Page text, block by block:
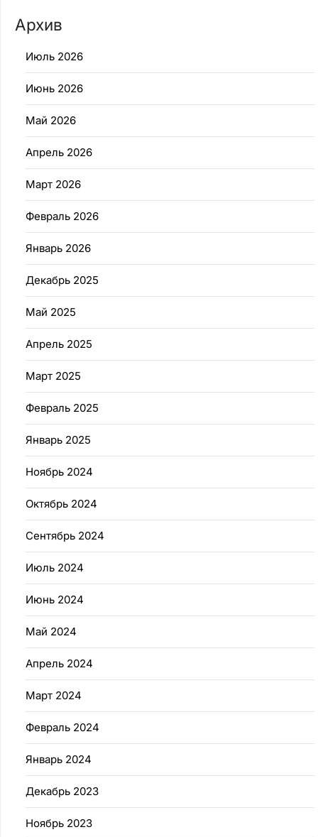
Архив
Июль 2026
Июнь 2026
Май 2026
Апрель 2026
Март 2026
Февраль 2026
Январь 2026
Декабрь 2025
Май 2025
Апрель 2025
Март 2025
Февраль 2025
Январь 2025
Ноябрь 2024
Октябрь 2024
Сентябрь 2024
Июль 2024
Июнь 2024
Май 2024
Апрель 2024
Март 2024
Февраль 2024
Январь 2024
Декабрь 2023
Ноябрь 2023